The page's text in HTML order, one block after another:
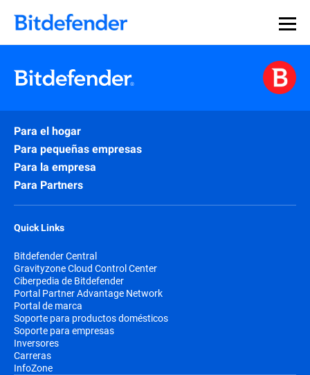
Para el hogar
Para pequeñas empresas
Para la empresa
Para Partners
Quick Links
Bitdefender Central
Gravityzone Cloud Control Center
Ciberpedia de Bitdefender
Portal Partner Advantage Network
Portal de marca
Soporte para productos domésticos
Soporte para empresas
Inversores
Carreras
InfoZone